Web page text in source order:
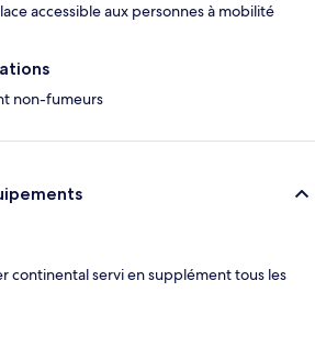
accessible aux personnes à mobilité
non-fumeurs
continental servi en supplément tous les